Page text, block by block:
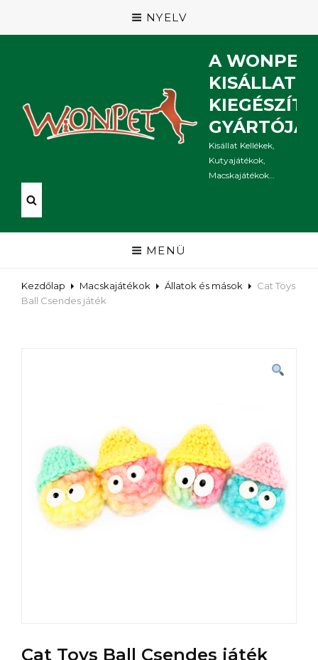
NYELV
A WONPET
KISÁLLAT
GYÁRTÓJA
Kisállat Kellékek,
Kutyajátékok,
Macskajátékok…
MENÜ
Kezdőlap Macskajátékok Állatok és mások
Cat Toys
Ball Csendes játék
Cat Toys Ball Csendes játék